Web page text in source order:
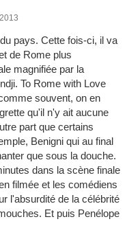
pays. Cette fois-ci, il va
de Rome plus
magnifiée par la
To Rome with Love
souvent, on en
qu'il n'y ait aucune
part que certains
Benigni qui au final
que sous la douche.
dans la scène finale
filmée et les comédiens
l'absurdité de la célébrité
Et puis Penélope